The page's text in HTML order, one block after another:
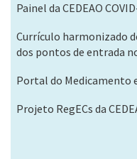
Painel da CEDEAO
Currículo harmonizado
dos pontos de entrada
Portal do Medicamento
Projeto RegECs da